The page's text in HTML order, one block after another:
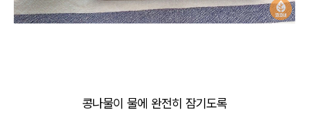
콩나물이 물에 완전히 잠기도록